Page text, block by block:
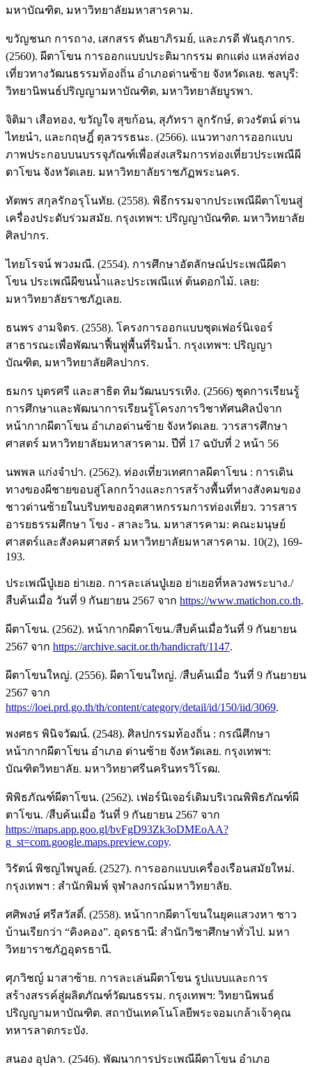
มหาบัณฑิต, มหาวิทยาลัยมหาสารคาม.
ขวัญชนก การถาง, เสกสรร ตันยาภิรมย์, และภรดี พันธุภากร.
(2560). ผีตาโขน การออกแบบประติมากรรม ตกแต่ง แหล่งท่อง
เที่ยวทางวัฒนธรรมท้องถิ่น อำเภอด่านซ้าย จังหวัดเลย. ชลบุรี:
วิทยานิพนธ์ปริญญามหาบัณฑิต, มหาวิทยาลัยบูรพา.
จิติมา เสือทอง, ขวัญใจ สุขก้อน, สุภัทรา ลูกรักษ์, ดวงรัตน์ ด่าน
ไทยนำ, และกฤษฎิ์ ตุลวรรธนะ. (2566). แนวทางการออกแบบ
ภาพประกอบบนบรรจุภัณฑ์เพื่อส่งเสริมการท่องเที่ยวประเพณีผี
ตาโขน จังหวัดเลย. มหาวิทยาลัยราชภัฏพระนคร.
ทัตพร สกุลรักอรุโนทัย. (2558). พิธีกรรมจากประเพณีผีตาโขนสู่
เครื่องประดับร่วมสมัย. กรุงเทพฯ: ปริญญาบัณฑิต. มหาวิทยาลัย
ศิลปากร.
ไทยโรจน์ พวงมณี. (2554). การศึกษาอัตลักษณ์ประเพณีผีตา
โขน ประเพณีผีขนน้ำและประเพณีแห่ ต้นดอกไม้. เลย:
มหาวิทยาลัยราชภัฎเลย.
ธนพร งามจิตร. (2558). โครงการออกแบบชุดเฟอร์นิเจอร์
สาธารณะเพื่อพัฒนาฟื้นฟูพื้นที่ริมน้ำ. กรุงเทพฯ: ปริญญา
บัณฑิต, มหาวิทยาลัยศิลปากร.
ธมกร บุตรศรี และสาธิต ทิมวัฒนบรรเทิง. (2566) ชุดการเรียนรู้
การศึกษาและพัฒนาการเรียนรู้โครงการวิชาทัศนศิลป์จาก
หน้ากากผีตาโขน อำเภอด่านซ้าย จังหวัดเลย. วารสารศึกษา
ศาสตร์ มหาวิทยาลัยมหาสารคาม. ปีที่ 17 ฉบับที่ 2 หน้า 56
นพพล แก่งจำปา. (2562). ท่องเที่ยวเทศกาลผีตาโขน : การเดิน
ทางของผีชายขอบสู่โลกกว้างและการสร้างพื้นที่ทางสังคมของ
ชาวด่านซ้ายในบริบทของอุตสาหกรรมการท่องเที่ยว. วารสาร
อารยธรรมศึกษา โขง - สาละวิน. มหาสารคาม: คณะมนุษย์
ศาสตร์และสังคมศาสตร์ มหาวิทยาลัยมหาสารคาม. 10(2), 169-
193.
ประเพณีปู่เยอ ย่าเยอ. การละเล่นปู่เยอ ย่าเยอที่หลวงพระบาง./
สืบค้นเมื่อ วันที่ 9 กันยายน 2567 จาก https://www.matichon.co.th.
ผีตาโขน. (2562). หน้ากากผีตาโขน./สืบค้นเมื่อวันที่ 9 กันยายน
2567 จาก https://archive.sacit.or.th/handicraft/1147.
ผีตาโขนใหญ่. (2556). ผีตาโขนใหญ่. /สืบค้นเมื่อ วันที่ 9 กันยายน
2567 จาก
https://loei.prd.go.th/th/content/category/detail/id/150/iid/3069.
พงศธร พินิจวัฒน์. (2548). ศิลปกรรมท้องถิ่น : กรณีศึกษา
หน้ากากผีตาโขน อําเภอ ด่านซ้าย จังหวัดเลย. กรุงเทพฯ:
บัณฑิตวิทยาลัย. มหาวิทยาศรีนครินทรวิโรฒ.
พิพิธภัณฑ์ผีตาโขน. (2562). เฟอร์นิเจอร์เดิมบริเวณพิพิธภัณฑ์ผี
ตาโขน. /สืบค้นเมื่อ วันที่ 9 กันยายน 2567 จาก
https://maps.app.goo.gl/bvFgD93Zk3oDMEoAA?
g_st=com.google.maps.preview.copy.
วิรัตน์ พิชญไพบูลย์. (2527). การออกแบบเครื่องเรือนสมัยใหม่.
กรุงเทพฯ : สำนักพิมพ์ จุฬาลงกรณ์มหาวิทยาลัย.
ศศิพงษ์ ศรีสวัสดิ์. (2558). หน้ากากผีตาโขนในยุคแสวงหา ชาว
บ้านเรียกว่า “คิงคอง”. อุดรธานี: สำนักวิชาศึกษาทั่วไป. มหา
วิทยาราชภัฎอุดรธานี.
ศุภวิชญ์ มาสาซ้าย. การละเล่นผีตาโขน รูปแบบและการ
สร้างสรรค์สู่ผลิตภัณฑ์วัฒนธรรม. กรุงเทพฯ: วิทยานิพนธ์
ปริญญามหาบัณฑิต. สถาบันเทคโนโลยีพระจอมเกล้าเจ้าคุณ
ทหารลาดกระบัง.
สนอง อุปลา. (2546). พัฒนาการประเพณีผีตาโขน อำเภอ